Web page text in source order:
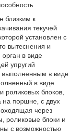
близким к
текучей
установлен с
вытеснения и
в виде
упругий
выполненным в виде
в виде
роликовых блоков,
на поршне, с двух
через
роликовые блоки и
с возможностью